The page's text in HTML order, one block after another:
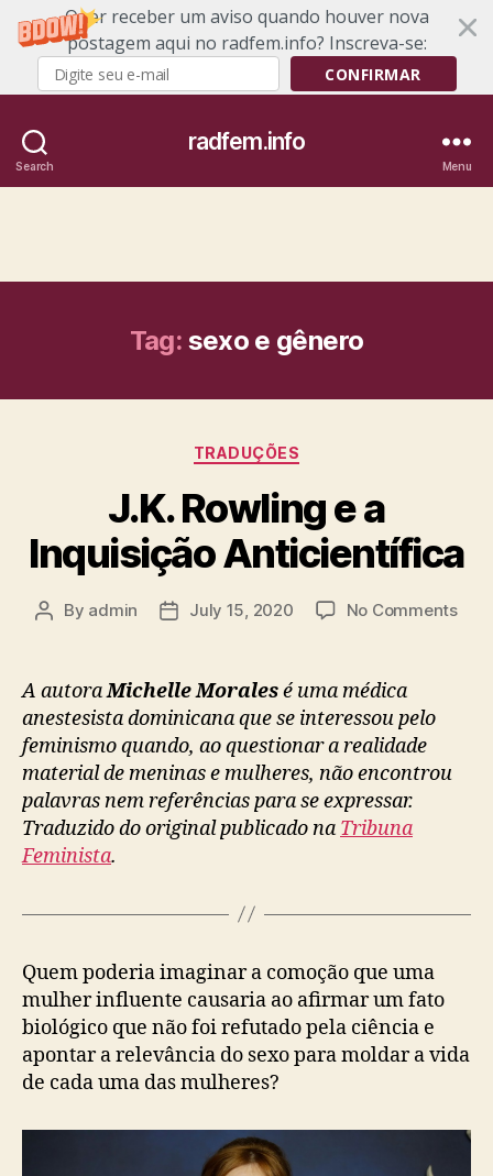
Quer receber um aviso quando houver nova
postagem aqui no radfem.info? Inscreva-se:
CONFIRMAR
Search
radfem.info
Menu
Tag: sexo e gênero
Categories
TRADUÇÕES
J.K. Rowling e a
Inquisição Anticientífica
Post
By admin
PostJuly 15, 2020 No Commentson
A autoraMichelle Moralesé uma médica
anestesista dominicana que se interessou pelo
feminismo quando, ao questionar a realidade
material de meninas e mulheres, não encontrou
palavras nem referências para se expressar.
Traduzido do original publicado na Tribuna
Feminista.
Quem poderia imaginar a comoção que uma
mulher influente causaria ao afirmar um fato
biológico que não foi refutado pela ciência e
apontar a relevância do sexo para moldar a vida
de cada uma das mulheres?